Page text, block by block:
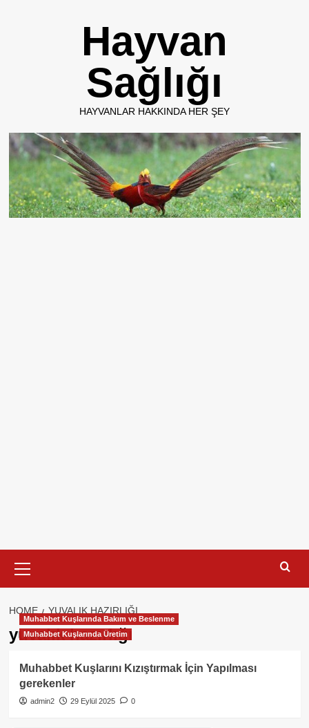
Hayvan
Sağlığı
HAYVANLAR HAKKINDA HER ŞEY
Menu
HOME YUVALIK HAZIRLIĞI
yuvalık hazırlığı
Muhabbet Kuşlarında Bakım ve Beslenme
Muhabbet Kuşlarında Üretim
Muhabbet Kuşlarını Kızıştırmak İçin Yapılması
gerekenler
admin2 29 Eylül 2025 0